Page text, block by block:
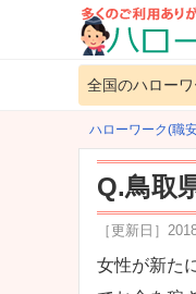
全国のハローワ
ハローワーク(職
Q.鳥取
［更新日］
女性が新た